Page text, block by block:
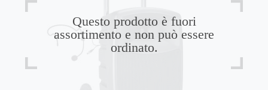
Questo prodotto è fuori
assortimento e non può essere
ordinato.